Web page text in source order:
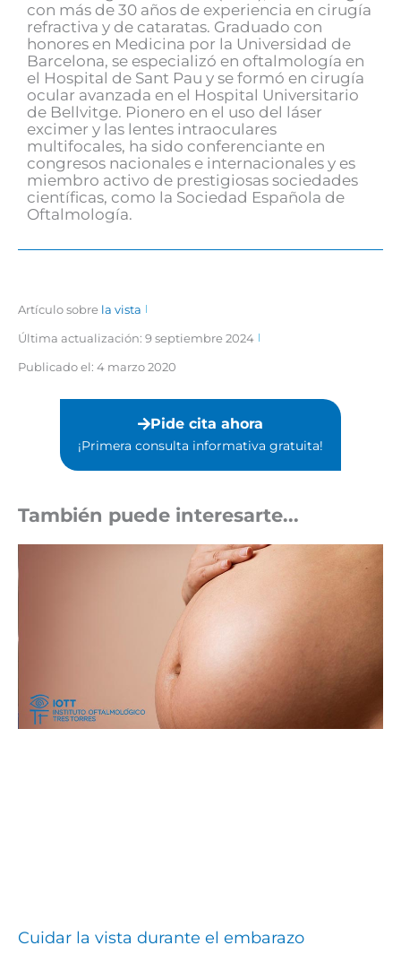
con más de 30 años de experiencia en cirugía
refractiva y de cataratas. Graduado con
honores en Medicina por la Universidad de
Barcelona, se especializó en oftalmología en
el Hospital de Sant Pau y se formó en cirugía
ocular avanzada en el Hospital Universitario
de Bellvitge. Pionero en el uso del láser
excimer y las lentes intraoculares
multifocales, ha sido conferenciante en
congresos nacionales e internacionales y es
miembro activo de prestigiosas sociedades
científicas, como la Sociedad Española de
Oftalmología.
Artículo sobre la vista
Última actualización: 9 septiembre 2024
Publicado el: 4 marzo 2020
Pide cita ahora
¡Primera consulta informativa gratuita!⁣
También puede interesarte...
Cuidar la vista durante el embarazo